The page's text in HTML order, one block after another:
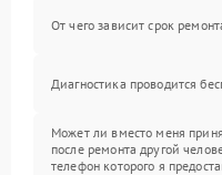
От чего зависит срок
Диагностика проводится
Может ли вместо меня
после ремонта другой
телефон которого я